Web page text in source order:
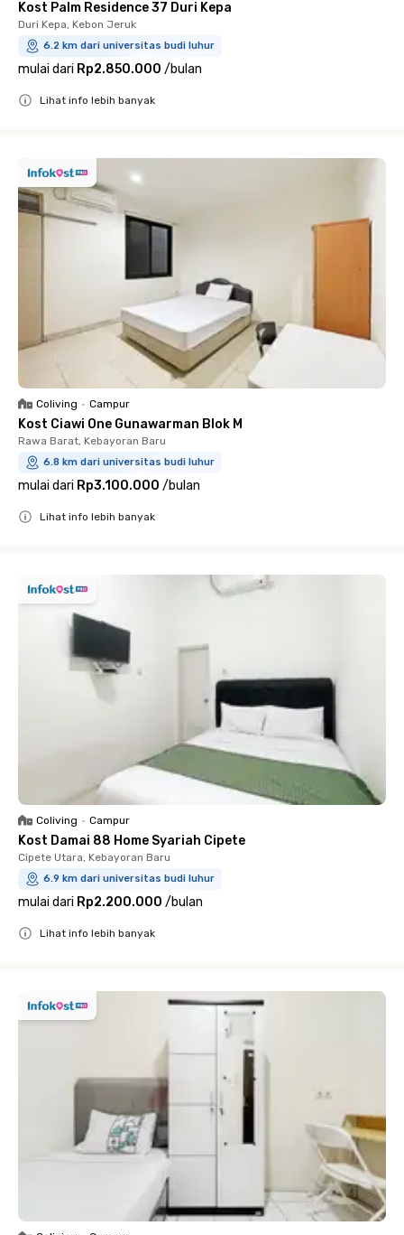
Kost Palm Residence 37 Duri Kepa
Duri Kepa, Kebon Jeruk
6.2 km dari universitas budi luhur
mulai dari Rp2.850.000 /bulan
Lihat info lebih banyak
Coliving • Campur
Kost Ciawi One Gunawarman Blok M
Rawa Barat, Kebayoran Baru
6.8 km dari universitas budi luhur
mulai dari Rp3.100.000 /bulan
Lihat info lebih banyak
Coliving • Campur
Kost Damai 88 Home Syariah Cipete
Cipete Utara, Kebayoran Baru
6.9 km dari universitas budi luhur
mulai dari Rp2.200.000 /bulan
Lihat info lebih banyak